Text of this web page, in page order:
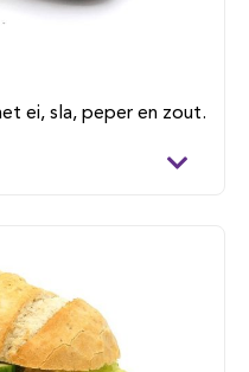
ei, sla, peper en zout.